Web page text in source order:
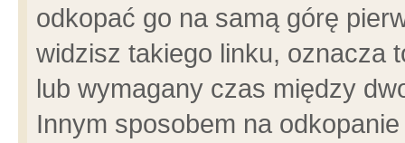
odkopać go na samą górę
widzisz takiego linku, oznacza
lub wymagany czas między
Innym sposobem na